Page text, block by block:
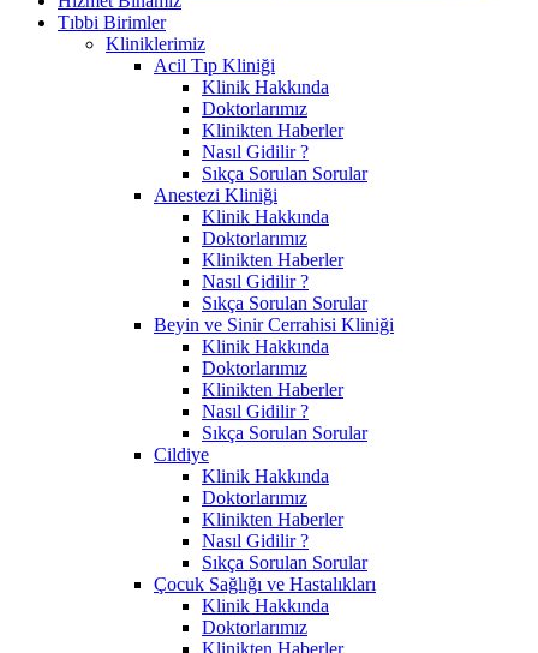
Tıbbi Birimler
Kliniklerimiz
Acil Tıp Kliniği
Klinik Hakkında
Doktorlarımız
Klinikten Haberler
Nasıl Gidilir ?
Sıkça Sorulan Sorular
Anestezi Kliniği
Klinik Hakkında
Doktorlarımız
Klinikten Haberler
Nasıl Gidilir ?
Sıkça Sorulan Sorular
Beyin ve Sinir Cerrahisi Kliniği
Klinik Hakkında
Doktorlarımız
Klinikten Haberler
Nasıl Gidilir ?
Sıkça Sorulan Sorular
Cildiye
Klinik Hakkında
Doktorlarımız
Klinikten Haberler
Nasıl Gidilir ?
Sıkça Sorulan Sorular
Çocuk Sağlığı ve Hastalıkları
Klinik Hakkında
Doktorlarımız
Klinikten Haberler